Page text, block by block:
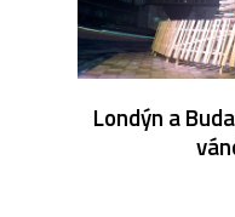
Londýn a